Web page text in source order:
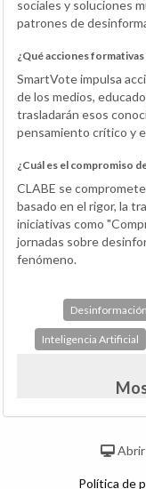
sociales y soluciones
patrones de
¿Qué acciones
SmartVote impulsa
de los medios,
trasladarán esos
pensamiento crítico y
¿Cuál es el compromiso
CLABE se
basado en el rigor, la
iniciativas como
jornadas sobre
fenómeno.
Desinformación
Inteligencia Artificial
Abrir
Política de